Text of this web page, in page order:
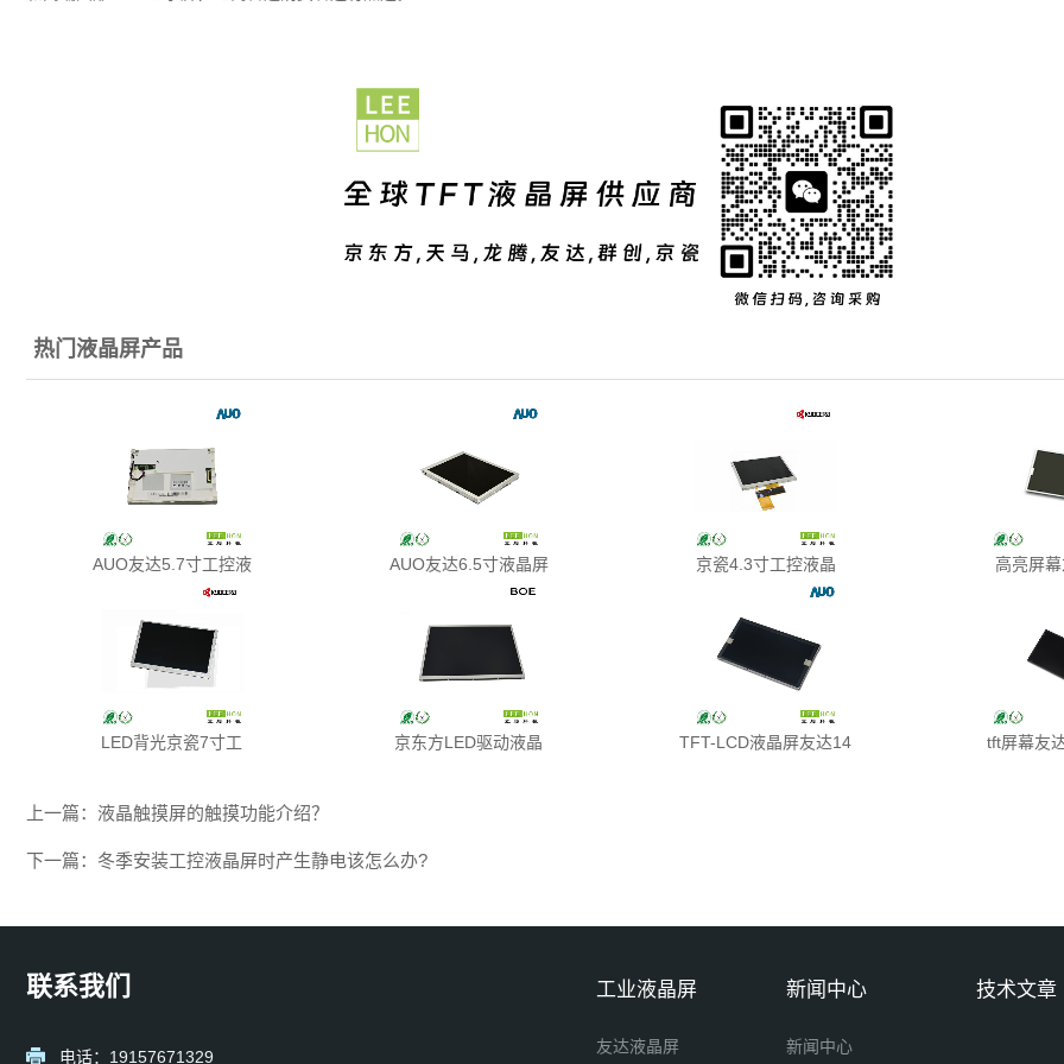
热门液晶屏产品
AUO友达5.7寸工控液 AUO友达6.5寸液晶屏 京瓷4.3寸工控液晶 高亮屏
LED背光京瓷7寸工 京东方LED驱动液晶 TFT-LCD液晶屏友达14 tft屏幕友
上一篇： 液晶触摸屏的触摸功能介绍？
下一篇： 冬季安装工控液晶屏时产生静电该怎么办?
联系我们
电话：19157671329
工业液晶屏
友达液晶屏
新闻中心
新闻中心
技术文章